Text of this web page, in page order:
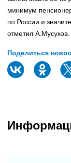
минимум
по России и
отметил
Поделиться